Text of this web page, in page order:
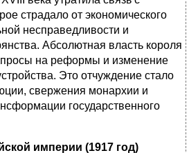
страдало от экономического
несправедливости и
Абсолютная власть короля
на реформы и изменение
Это отчуждение стало
свержения монархии и
государственного
империи (1917 год)